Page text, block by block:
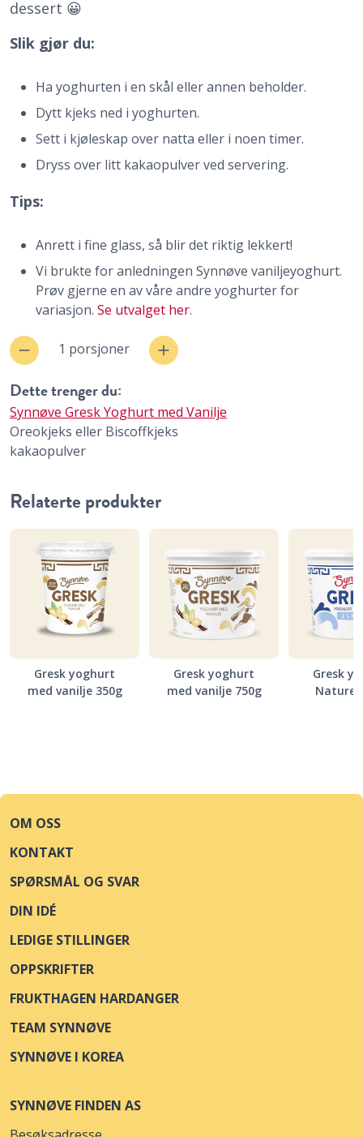
dessert 😀
Slik gjør du:
Ha yoghurten i en skål eller annen beholder.
Dytt kjeks ned i yoghurten.
Sett i kjøleskap over natta eller i noen timer.
Dryss over litt kakaopulver ved servering.
Tips:
Anrett i fine glass, så blir det riktig lekkert!
Vi brukte for anledningen Synnøve vaniljeyoghurt.
Prøv gjerne en av våre andre yoghurter for
variasjon. Se utvalget her.
1 porsjoner
Dette trenger du:
Synnøve Gresk Yoghurt med Vanilje
Oreokjeks eller Biscoffkjeks
kakaopulver
Relaterte produkter
Gresk yoghurt
med vanilje 350g
Gresk yoghurt
med vanilje 750g
Gresk
Naturell
OM OSS
KONTAKT
SPØRSMÅL OG SVAR
DIN IDÉ
LEDIGE STILLINGER
OPPSKRIFTER
FRUKTHAGEN HARDANGER
TEAM SYNNØVE
SYNNØVE I KOREA
SYNNØVE FINDEN AS